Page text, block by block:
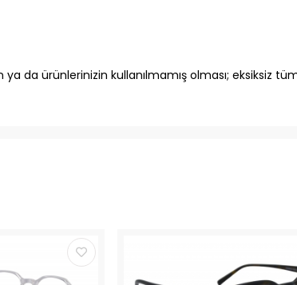
da ürünlerinizin kullanılmamış olması; eksiksiz